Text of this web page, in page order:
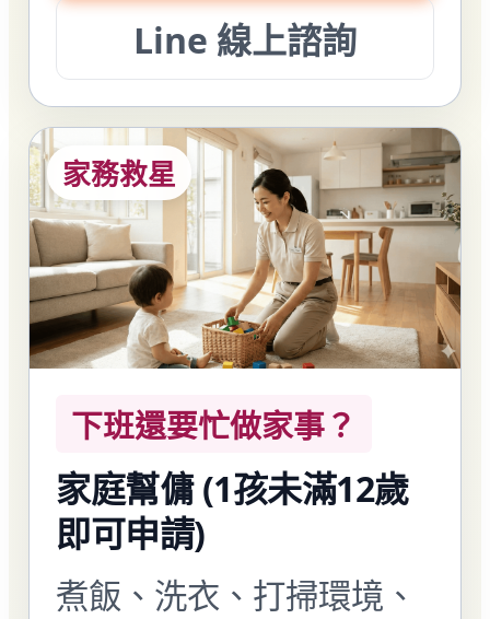
Line 線上諮詢
家務救星
下班還要忙做家事？
家庭幫傭 (1孩未滿12歲
即可申請)
煮飯、洗衣、打掃環境、